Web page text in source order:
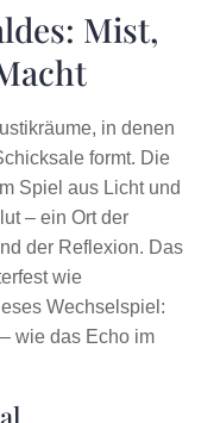
Mist,
in denen
formt. Die
Spiel aus Licht und
– ein Ort der
der Reflexion. Das
wie
Wechselspiel:
wie das Echo im